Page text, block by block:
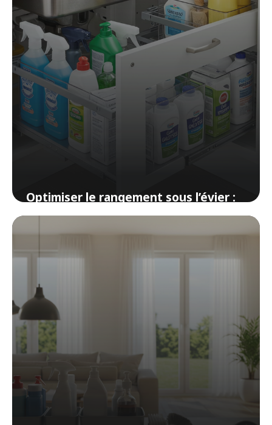
Optimiser le rangement sous l’évier :
astuces et solutions